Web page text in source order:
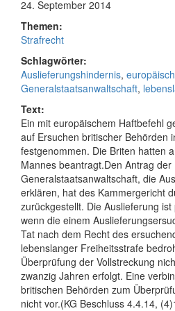
24. September 2014
Themen:
Strafrecht
Schlagwörter:
Auslieferungshindernis,
Generalstaatsanwaltschaft,
Text:
Ein mit europäischem Haftbefehl
auf Ersuchen britischer Behörden
festgenommen. Die Briten hatten
Mannes beantragt.Den Antrag der
Generalstaatsanwaltschaft, die
erklären, hat des Kammergericht
zurückgestellt. Die Auslieferung
wenn die einem
Tat nach dem Recht des
lebenslanger Freiheitsstrafe
Überprüfung der Vollstreckung
zwanzig Jahren erfolgt. Eine
britischen Behörden zum
nicht vor.(KG Beschluss 4.4.14,